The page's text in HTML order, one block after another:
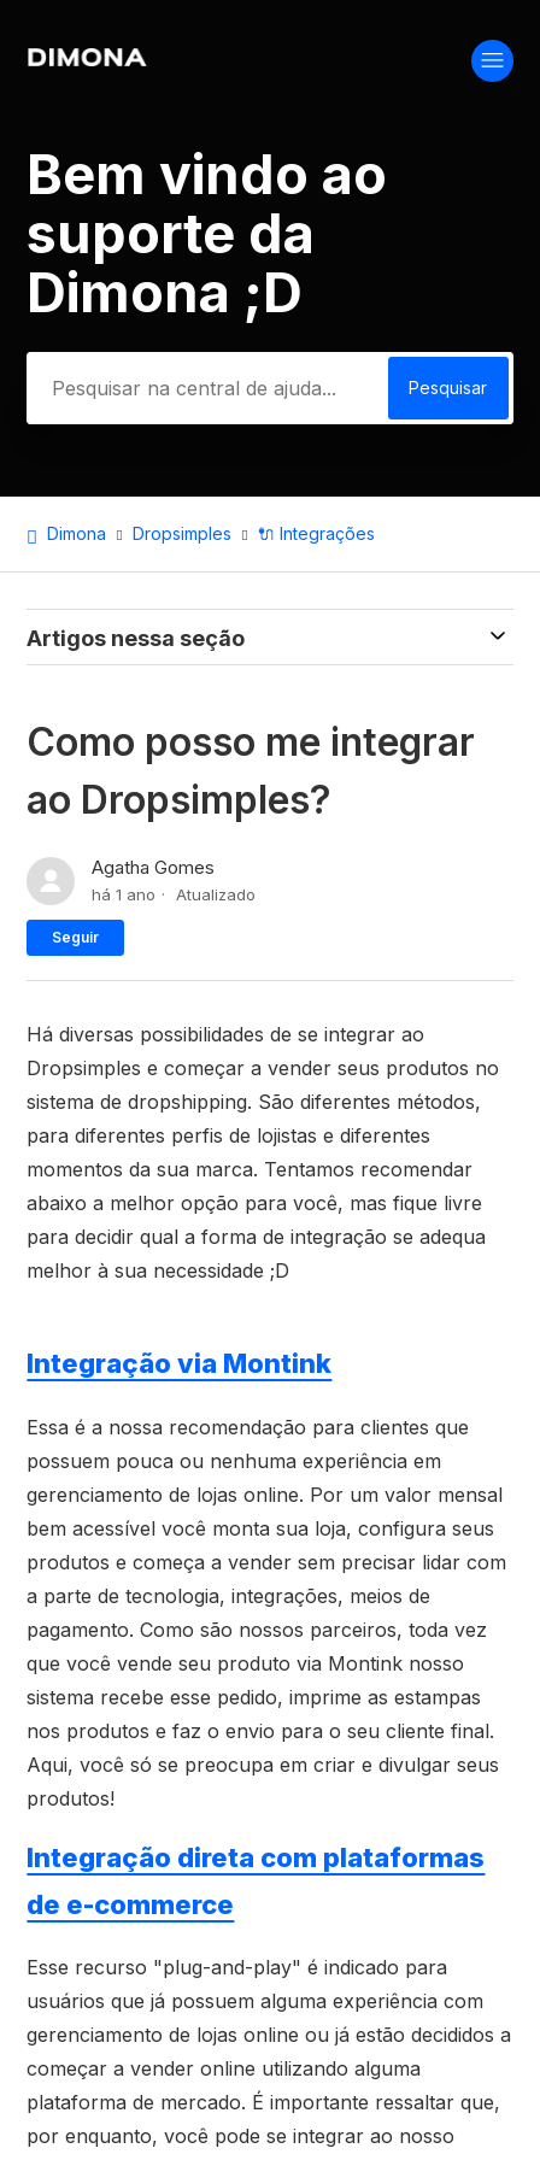
Pesquisa
Bem vindo ao
suporte da
Dimona ;D
Dimona Dropsimples 🔌 Integrações
Artigos nessa seção
Como posso me integrar
ao Dropsimples?
Agatha Gomes
há 1 ano Atualizado
Seguir
Há diversas possibilidades de se integrar ao
Dropsimples e começar a vender seus produtos no
sistema de dropshipping. São diferentes métodos,
para diferentes perfis de lojistas e diferentes
momentos da sua marca. Tentamos recomendar
abaixo a melhor opção para você, mas fique livre
para decidir qual a forma de integração se adequa
melhor à sua necessidade ;D
Integração via Montink
Essa é a nossa recomendação para clientes que
possuem pouca ou nenhuma experiência em
gerenciamento de lojas online. Por um valor mensal
bem acessível você monta sua loja, configura seus
produtos e começa a vender sem precisar lidar com
a parte de tecnologia, integrações, meios de
pagamento. Como são nossos parceiros, toda vez
que você vende seu produto via Montink nosso
sistema recebe esse pedido, imprime as estampas
nos produtos e faz o envio para o seu cliente final.
Aqui, você só se preocupa em criar e divulgar seus
produtos!
Integração direta com plataformas
de e-commerce
Esse recurso "plug-and-play" é indicado para
usuários que já possuem alguma experiência com
gerenciamento de lojas online ou já estão decididos a
começar a vender online utilizando alguma
plataforma de mercado. É importante ressaltar que,
por enquanto, você pode se integrar ao nosso